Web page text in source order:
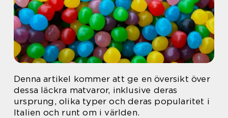
Denna artikel kommer att ge en översikt över
dessa läckra matvaror, inklusive deras
ursprung, olika typer och deras popularitet i
Italien och runt om i världen.